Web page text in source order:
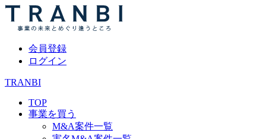
会員登録
ログイン
TRANBI
TOP
事業を買う
M&A案件一覧